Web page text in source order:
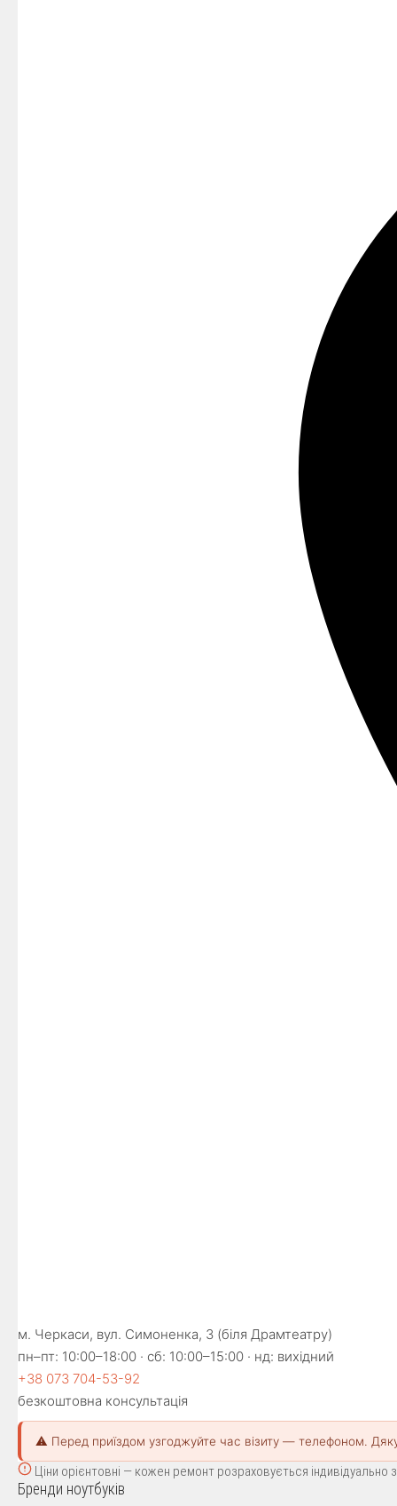
м. Черкаси, вул. Симоненка, 3 (біля Драмтеатру)
пн–пт: 10:00–18:00 · сб: 10:00–15:00 · нд: вихідний
+38 073 704-53-92
безкоштовна консультація
⚠️ Перед приїздом узгоджуйте час візиту — телефоном.
Ціни орієнтовні — кожен ремонт розраховується
Бренди ноутбуків